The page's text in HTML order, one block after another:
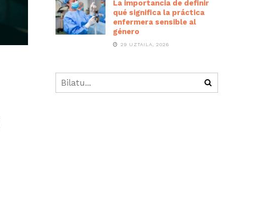
La importancia de definir
qué significa la práctica
enfermera sensible al
género
29 UZTAILA, 2026